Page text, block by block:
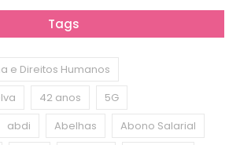
Tags
e Direitos Humanos
42 anos
5G
abdi Abelhas
Abono Salarial